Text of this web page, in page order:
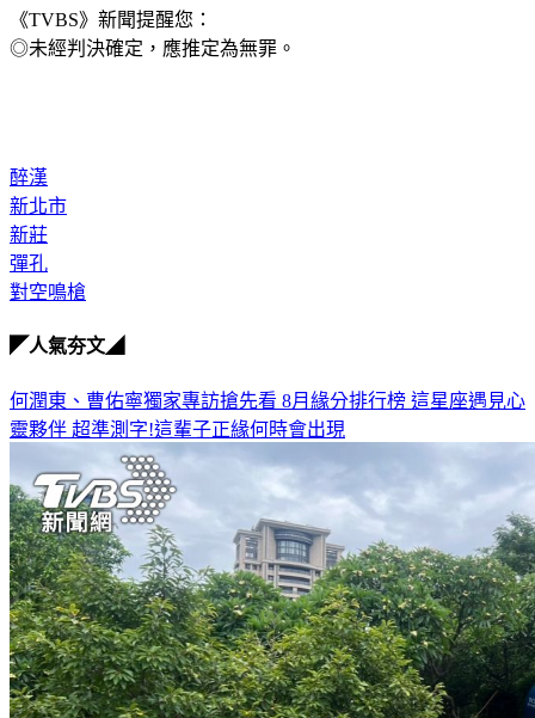
《TVBS》新聞提醒您：
◎未經判決確定，應推定為無罪。
醉漢
新北市
新莊
彈孔
對空鳴槍
◤人氣夯文◢
何潤東、曹佑寧獨家專訪搶先看 8月緣分排行榜 這星座遇見心
靈夥伴 超準測字!這輩子正緣何時會出現